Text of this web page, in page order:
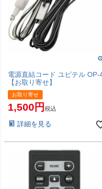
電源直結コード ユピテル OP-
【お取り寄せ】
お取り寄せ
1,500 税込
詳細を見る